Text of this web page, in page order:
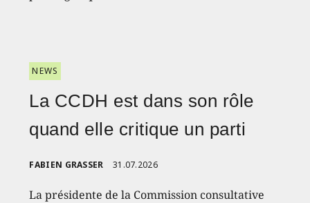
NEWS
La CCDH est dans son rôle
quand elle critique un parti
FABIEN GRASSER 31.07.2026
La présidente de la Commission consultative